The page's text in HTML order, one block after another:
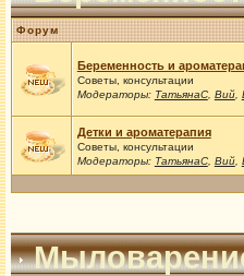
Форум
Беременность и
Советы, консультации
Модераторы: ТатьянаС, Вий,
Детки и ароматерапия
Советы, консультации
Модераторы: ТатьянаС, Вий,